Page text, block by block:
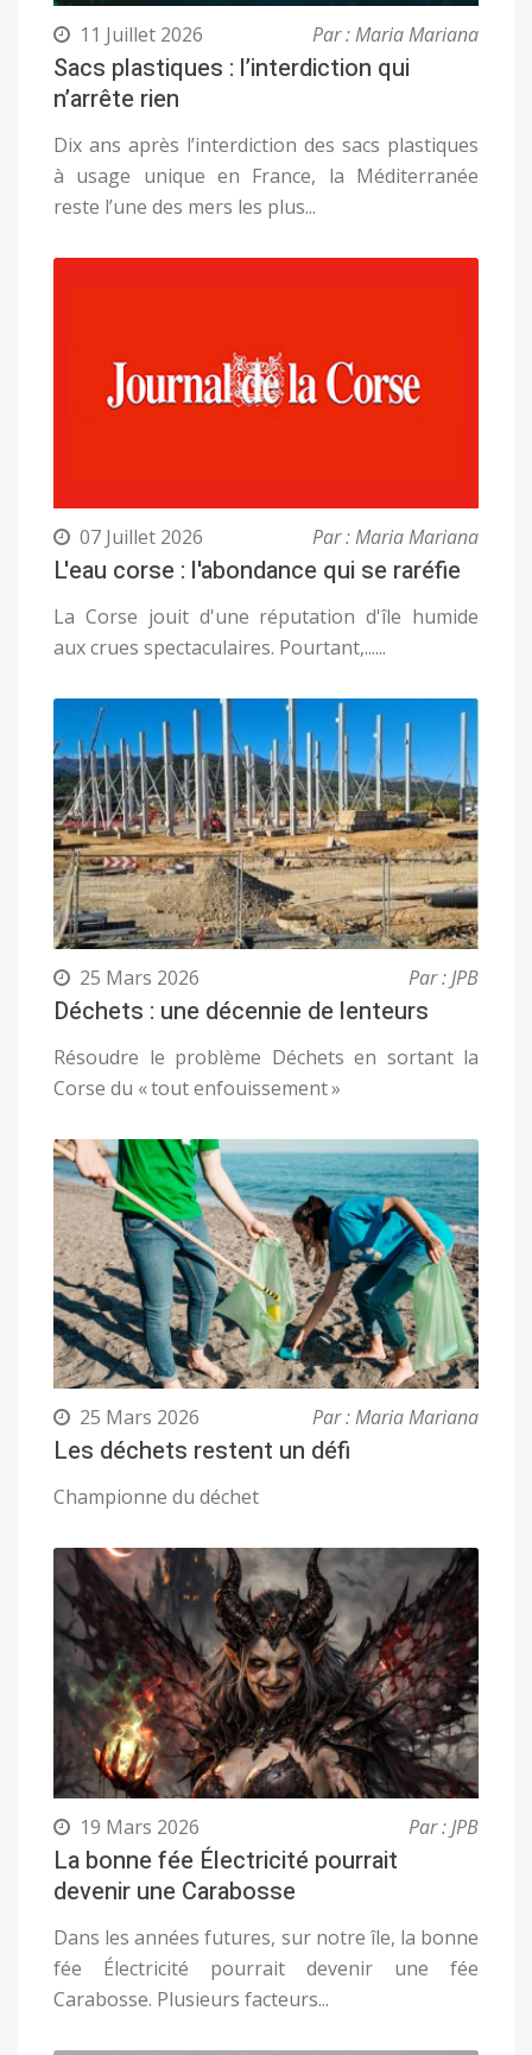
11 Juillet 2026 Par : Maria Mariana
Sacs plastiques : l’interdiction qui
n’arrête rien
Dix ans après l’interdiction des sacs plastiques
à usage unique en France, la Méditerranée
reste l’une des mers les plus...
07 Juillet 2026 Par : Maria Mariana
L'eau corse : l'abondance qui se raréfie
La Corse jouit d'une réputation d'île humide
aux crues spectaculaires. Pourtant,......
25 Mars 2026 Par : JPB
Déchets : une décennie de lenteurs
Résoudre le problème Déchets en sortant la
Corse du « tout enfouissement »
25 Mars 2026 Par : Maria Mariana
Les déchets restent un défi
Championne du déchet
19 Mars 2026 Par : JPB
La bonne fée Électricité pourrait
devenir une Carabosse
Dans les années futures, sur notre île, la bonne
fée Électricité pourrait devenir une fée
Carabosse. Plusieurs facteurs...